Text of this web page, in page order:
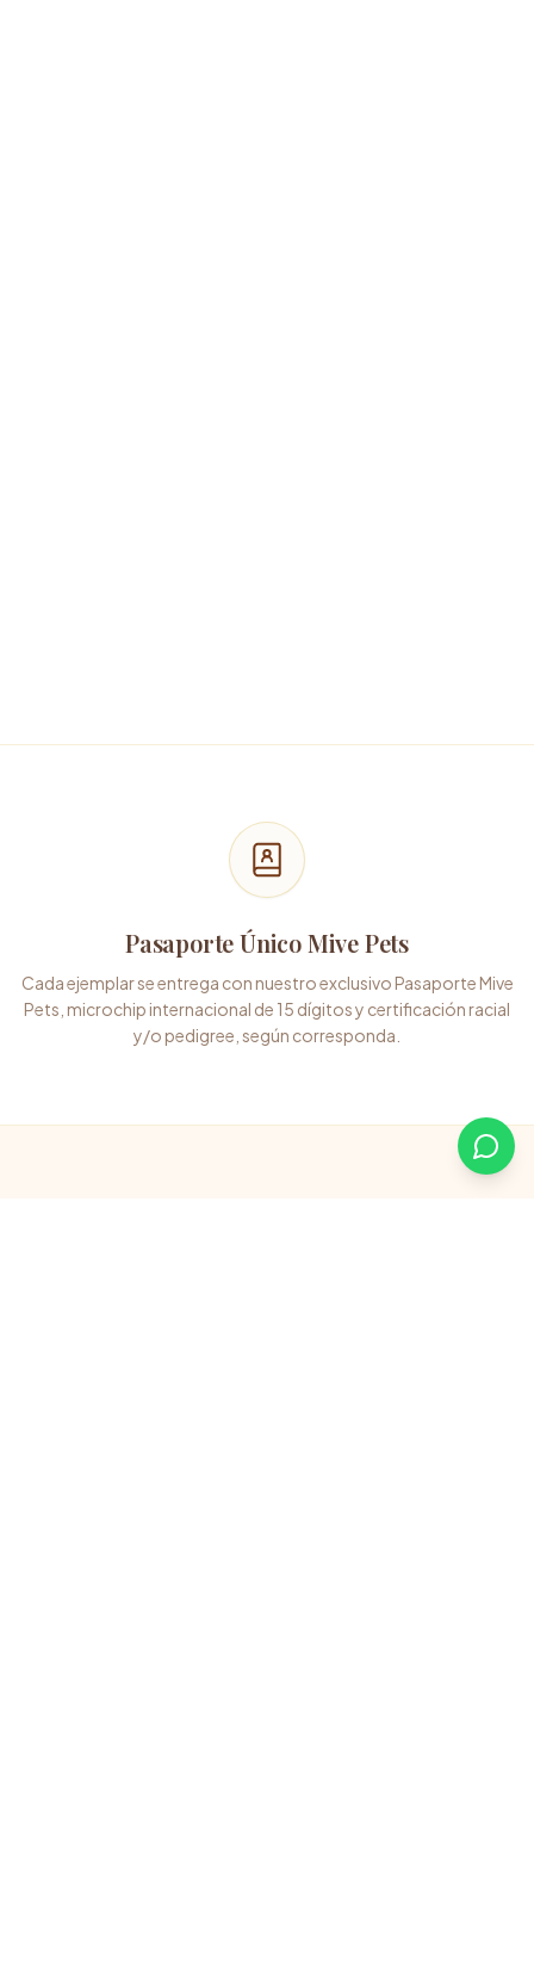
Pasaporte Único Mive Pets
Cada ejemplar se entrega con nuestro exclusivo Pasaporte Mive
Pets, microchip internacional de 15 dígitos y certificación racial
y/o pedigree, según corresponda.